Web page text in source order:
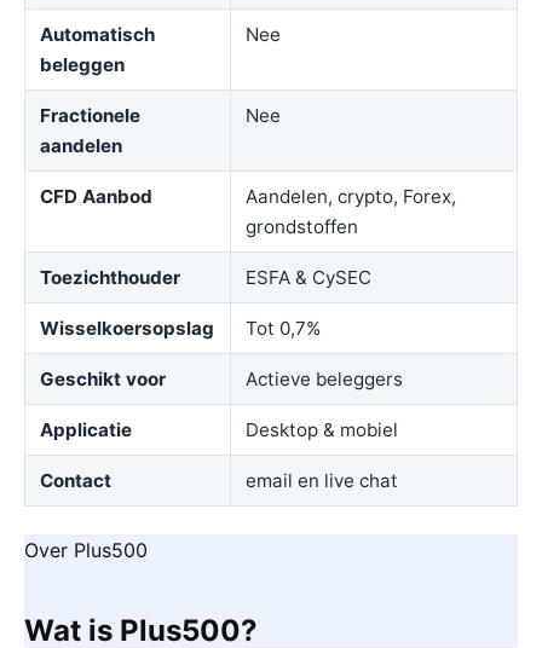
Automatisch
beleggen
Nee
Fractionele
aandelen
Nee
CFD Aanbod
Aandelen, crypto, Forex,
grondstoffen
Toezichthouder ESFA & CySEC
Wisselkoersopslag Tot 0,7%
Geschikt voor Actieve beleggers
Applicatie Desktop & mobiel
Contact email en live chat
Over Plus500
Wat is Plus500?